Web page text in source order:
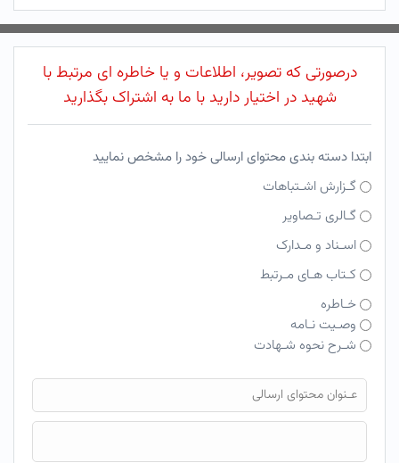
درصورتی که تصویر، اطلاعات و یا خاطره ای مرتبط با
شهید در اختیار دارید با ما به اشتراک بگذارید
ابتدا دسته بندی محتوای ارسالی خود را مشخص نمایید
گـزارش اشـتباهات
گـالری تـصاویر
اسـناد و مـدارک
کـتاب هـای مـرتبط
خـاطره
وصـیت نـامه
شـرح نحوه شـهادت
فایل محتوای ارسالی